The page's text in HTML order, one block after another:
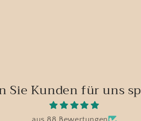
Sie Kunden für uns